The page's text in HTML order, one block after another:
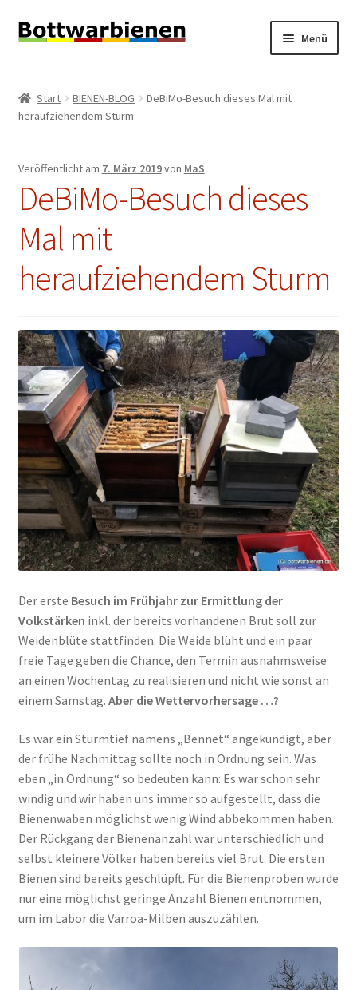
Zur
Zum
Menü
SHOP
INFORMATIONEN
KONTAKT
IMPRESSUM
Start BIENEN-BLOG
DeBiMo-Besuch dieses Mal mit
heraufziehendem Sturm
Veröffentlicht am 7. März 2019von MaS
DeBiMo-Besuch dieses
Mal mit
heraufziehendem Sturm
Der erste Besuch im Frühjahr zur Ermittlung der
Volkstärken inkl. der bereits vorhandenen Brut soll zur
Weidenblüte stattfinden. Die Weide blüht und ein paar
freie Tage geben die Chance, den Termin ausnahmsweise
an einen Wochentag zu realisieren und nicht wie sonst an
einem Samstag. Aber die Wettervorhersage …?
Es war ein Sturmtief namens „Bennet“ angekündigt, aber
der frühe Nachmittag sollte noch in Ordnung sein. Was
eben „in Ordnung“ so bedeuten kann: Es war schon sehr
windig und wir haben uns immer so aufgestellt, dass die
Bienenwaben möglichst wenig Wind abbekommen haben.
Der Rückgang der Bienenanzahl war unterschiedlich und
selbst kleinere Völker haben bereits viel Brut. Die ersten
Bienen sind bereits geschlüpft. Für die Bienenproben wurde
nur eine möglichst geringe Anzahl Bienen entnommen,
um im Labor die Varroa-Milben auszuzählen.